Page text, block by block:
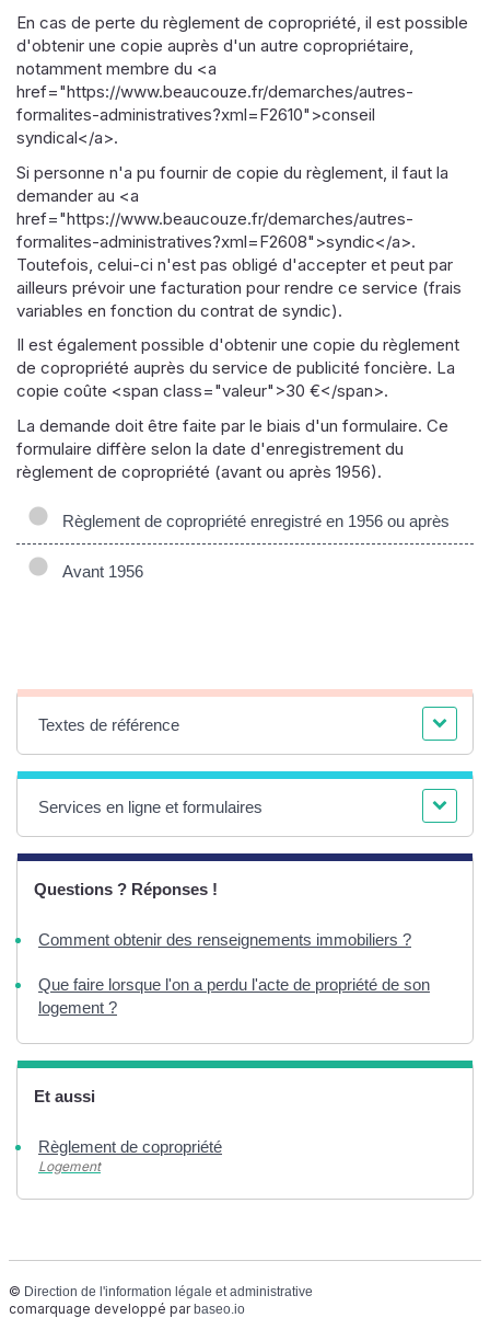
En cas de perte du règlement de copropriété, il est possible
d'obtenir une copie auprès d'un autre copropriétaire,
notamment membre du <a
href="https://www.beaucouze.fr/demarches/autres-
formalites-administratives?xml=F2610">conseil
syndical</a>.
Si personne n'a pu fournir de copie du règlement, il faut la
demander au <a
href="https://www.beaucouze.fr/demarches/autres-
formalites-administratives?xml=F2608">syndic</a>.
Toutefois, celui-ci n'est pas obligé d'accepter et peut par
ailleurs prévoir une facturation pour rendre ce service (frais
variables en fonction du contrat de syndic).
Il est également possible d'obtenir une copie du règlement
de copropriété auprès du service de publicité foncière. La
copie coûte <span class="valeur">30 €</span>.
La demande doit être faite par le biais d'un formulaire. Ce
formulaire diffère selon la date d'enregistrement du
règlement de copropriété (avant ou après 1956).
Règlement de copropriété enregistré en 1956 ou après
Avant 1956
Textes de référence
Services en ligne et formulaires
Questions ? Réponses !
Comment obtenir des renseignements immobiliers ?
Que faire lorsque l'on a perdu l'acte de propriété de son
logement ?
Et aussi
Règlement de copropriété
Logement
© Direction de l'information légale et administrative
comarquage developpé par baseo.io